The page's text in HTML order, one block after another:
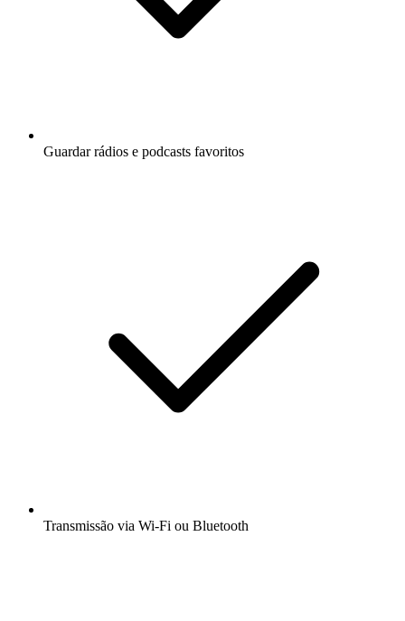
Guardar rádios e podcasts favoritos
Transmissão via Wi-Fi ou Bluetooth